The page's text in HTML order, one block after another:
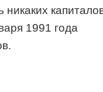
1991 года